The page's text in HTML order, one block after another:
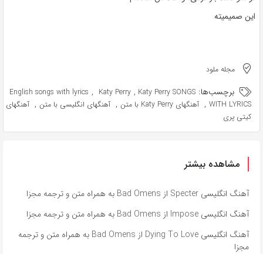
این صمیمیته
مجله ملود
برچسب‌ها: English songs with lyrics , Katy Perry , Katy Perry SONGS
WITH LYRICS
, آهنگهای Katy Perry با متن , آهنگهای انگلیسی با متن , آهنگهای
کیتی پری
مشاهده بیشتر
آهنگ انگلیسی Specter از Bad Omens به همراه متن و ترجمه مجزا
آهنگ انگلیسی Impose از Bad Omens به همراه متن و ترجمه مجزا
آهنگ انگلیسی Dying To Love از Bad Omens به همراه متن و ترجمه
مجزا